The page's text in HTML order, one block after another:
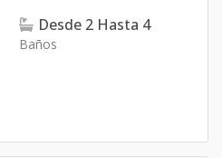
Desde 2 Hasta 4
Baños